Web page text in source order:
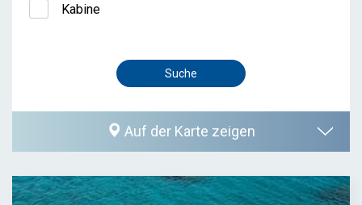
Kabine
Auf der Karte zeigen